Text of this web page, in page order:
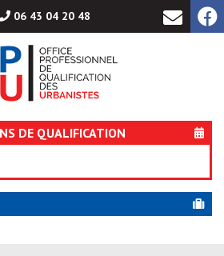
06 43 04 20 48
DE QUALIFICATION